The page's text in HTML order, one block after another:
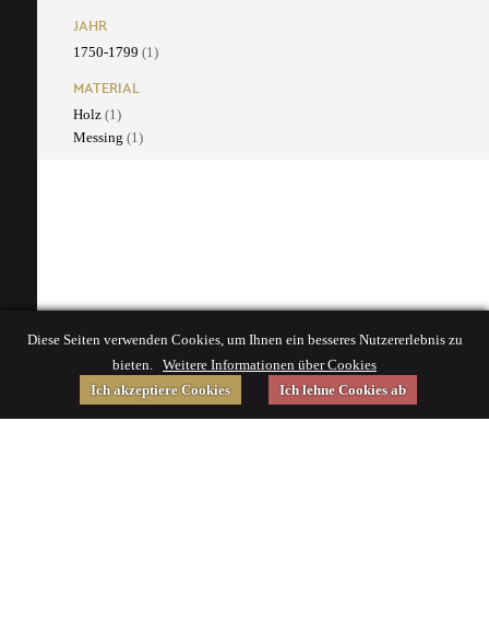
JAHR
1750-1799 (1)
MATERIAL
Holz (1)
Messing (1)
Diese Seiten verwenden Cookies, um Ihnen ein besseres Nutzererlebnis zu
bieten. Weitere Informationen über Cookies
Ich akzeptiere Cookies
Ich lehne Cookies ab